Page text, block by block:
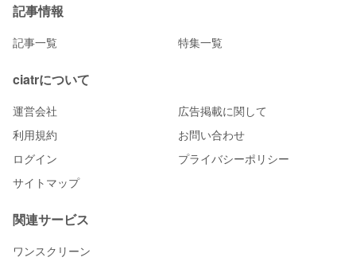
記事情報
記事一覧 特集一覧
ciatrについて
運営会社
広告掲載に関して
利用規約
お問い合わせ
ログイン
プライバシーポリシー
サイトマップ
関連サービス
ワンスクリーン